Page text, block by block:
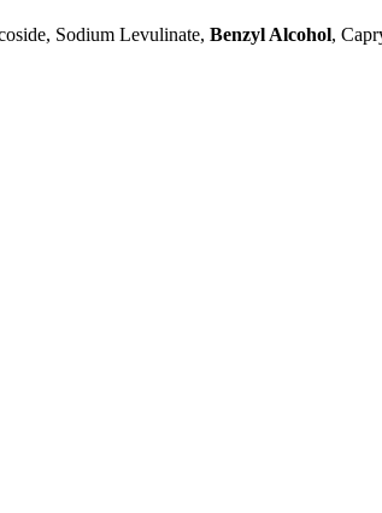
Sodium Levulinate, Benzyl Alcohol,